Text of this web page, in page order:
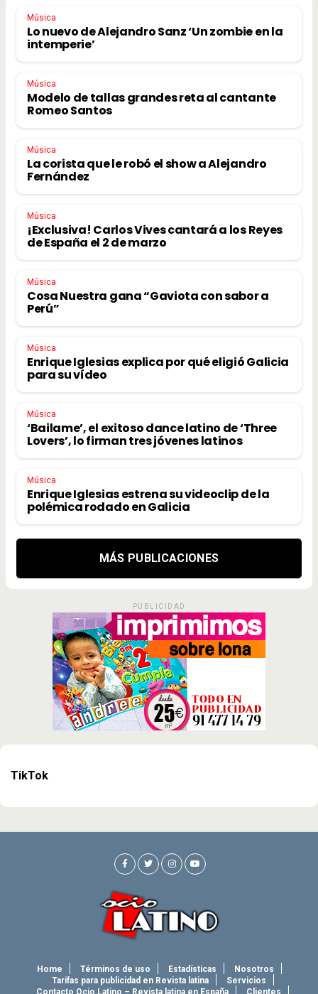
Música
Lo nuevo de Alejandro Sanz ‘Un zombie en la
intemperie’
Música
Modelo de tallas grandes reta al cantante
Romeo Santos
Música
La corista que le robó el show a Alejandro
Fernández
Música
¡Exclusiva! Carlos Vives cantará a los Reyes
de España el 2 de marzo
Música
Cosa Nuestra gana “Gaviota con sabor a
Perú”
Música
Enrique Iglesias explica por qué eligió Galicia
para su vídeo
Música
‘Bailame’, el exitoso dance latino de ‘Three
Lovers’, lo firman tres jóvenes latinos
Música
Enrique Iglesias estrena su videoclip de la
polémica rodado en Galicia
MÁS PUBLICACIONES
PUBLICIDAD
TikTok
Home Términos de uso Estadísticas
Nosotros
Tarifas para publicidad en Revista latina
Servicios